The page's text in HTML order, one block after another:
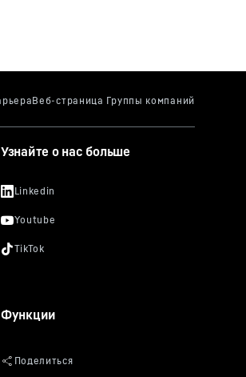
Узнайте о нас больше
Функции